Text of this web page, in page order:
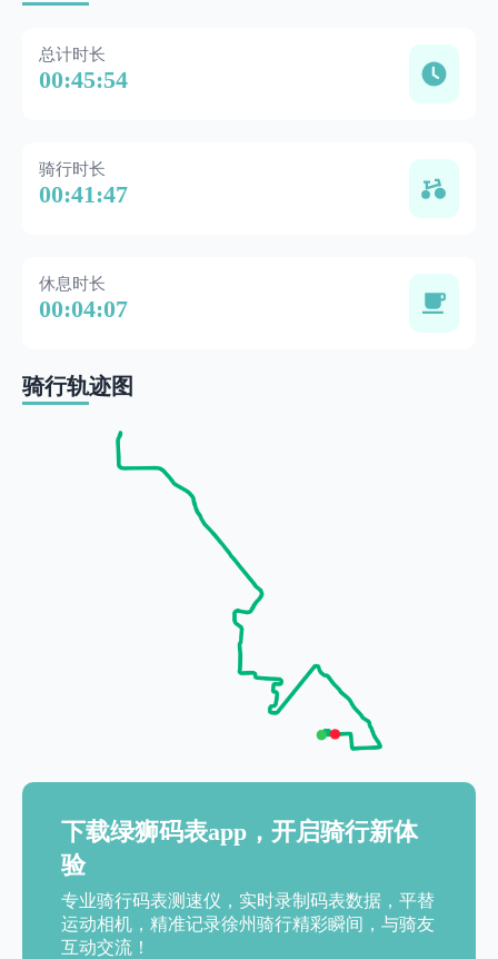
总计时长
00:45:54
骑行时长
00:41:47
休息时长
00:04:07
骑行轨迹图
下载绿狮码表app，开启骑行新体
验
专业骑行码表测速仪，实时录制码表数据，平替
运动相机，精准记录徐州骑行精彩瞬间，与骑友
互动交流！